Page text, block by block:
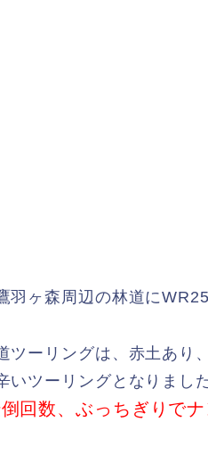
羽ヶ森周辺の林道に
ツーリングは、赤土あり
いツーリングとなりまし
回数、ぶっちぎりで